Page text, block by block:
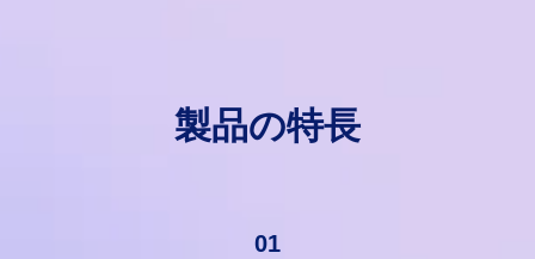
製品の特長
01